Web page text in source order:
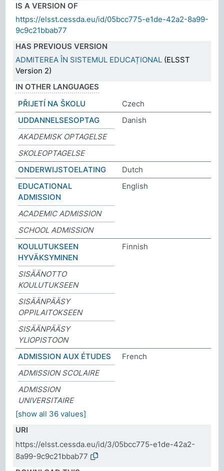
IS A VERSION OF
https://elsst.cessda.eu/id/05bcc775-e1de-42a2-8a99-
9c9c21bbab77
HAS PREVIOUS VERSION
ADMITEREA ÎN SISTEMUL EDUCAȚIONAL (ELSST
Version 2)
IN OTHER LANGUAGES
PŘIJETÍ NA ŠKOLU
Czech
UDDANNELSESOPTAG
Danish
AKADEMISK OPTAGELSE
SKOLEOPTAGELSE
ONDERWIJSTOELATING
Dutch
EDUCATIONAL
ADMISSION
English
ACADEMIC ADMISSION
SCHOOL ADMISSION
KOULUTUKSEEN
HYVÄKSYMINEN
Finnish
SISÄÄNOTTO
KOULUTUKSEEN
SISÄÄNPÄÄSY
OPPILAITOKSEEN
SISÄÄNPÄÄSY
YLIOPISTOON
ADMISSION AUX ÉTUDES
French
ADMISSION SCOLAIRE
ADMISSION
UNIVERSITAIRE
[show all 36 values]
URI
https://elsst.cessda.eu/id/3/05bcc775-e1de-42a2-
8a99-9c9c21bbab77